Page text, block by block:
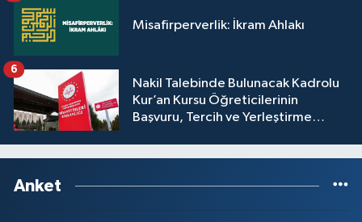
Misafirperverlik: İkram Ahlakı
Nakil Talebinde Bulunacak Kadrolu
Kur’an Kursu Öğreticilerinin
Başvuru, Tercih ve Yerleştirme
6
Anket